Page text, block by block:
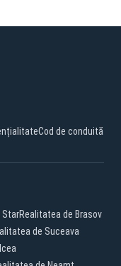
Cod de conduită
StarRealitatea de Brasov
de Suceava